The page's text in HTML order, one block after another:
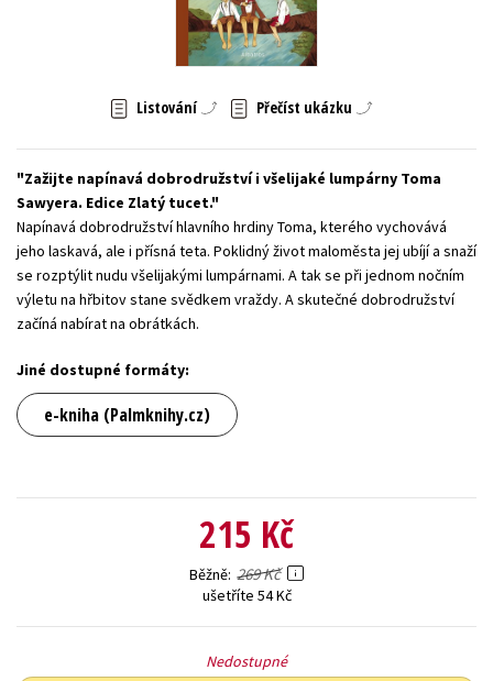
Zahraniční literatura
Listování Přečíst ukázku
Zažijte napínavá dobrodružství i všelijaké lumpárny Toma
Sawyera. Edice Zlatý tucet.
Napínavá dobrodružství hlavního hrdiny Toma, kterého vychovává
jeho laskavá, ale i přísná teta. Poklidný život maloměsta jej ubíjí a snaží
se rozptýlit nudu všelijakými lumpárnami. A tak se při jednom nočním
výletu na hřbitov stane svědkem vraždy. A skutečné dobrodružství
začíná nabírat na obrátkách.
Jiné dostupné formáty:
e-kniha (Palmknihy.cz)
215 Kč
Běžně 269 Kč
ušetříte 54 Kč
Nedostupné